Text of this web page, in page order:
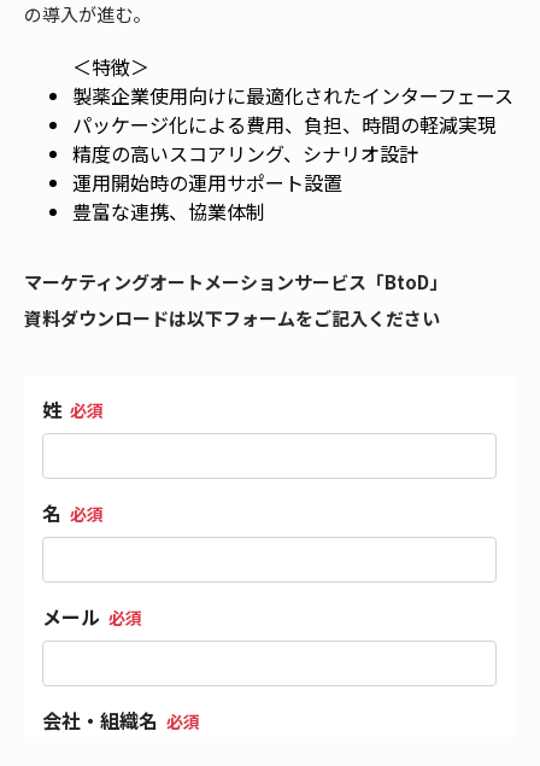
の導入が進む。
＜特徴＞
製薬企業使用向けに最適化されたインターフェース
パッケージ化による費用、負担、時間の軽減実現
精度の高いスコアリング、シナリオ設計
運用開始時の運用サポート設置
豊富な連携、協業体制
マーケティングオートメーションサービス「BtoD」
資料ダウンロードは以下フォームをご記入ください